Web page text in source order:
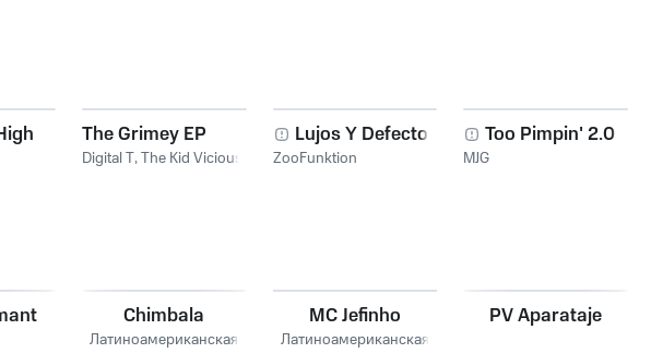
The Grimey EP
Digital T,The Kid Vicious
Lujos Y Defectos
ZooFunktion
Too Pimpin' 2.0
MJG
Chimbala
Латиноамериканская
MC Jefinho
Латиноамериканская
PV Aparataje